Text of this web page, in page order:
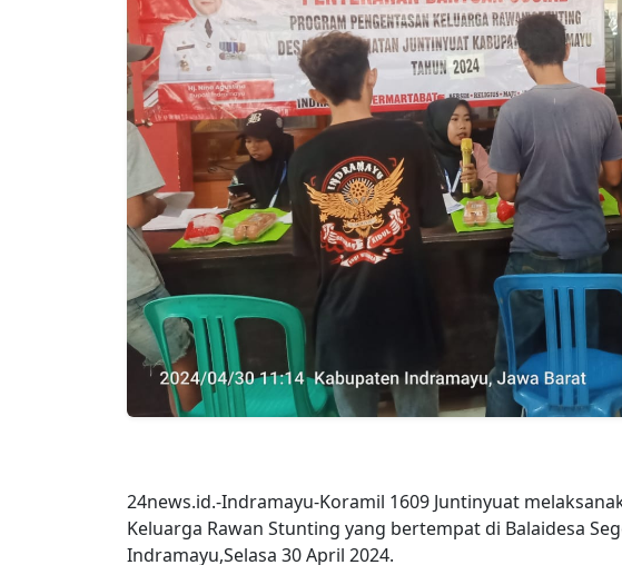
24news.id.-Indramayu-Koramil 1609 Juntinyuat
Keluarga Rawan Stunting yang bertempat di Balaidesa
Indramayu,Selasa 30 April 2024.